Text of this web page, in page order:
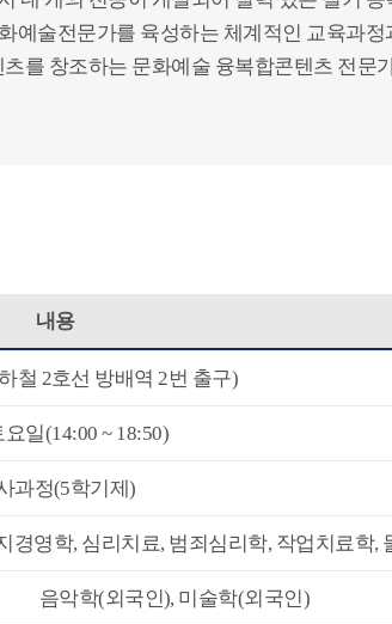
예술전문가를 육성하는 체계적인 교육과정
를 창조하는 문화예술 융복합콘텐츠 전문
내용
철 2호선 방배역 2번 출구)
일(14:00 ~ 18:50)
과정(5학기제)
경영학, 심리치료, 범죄심리학, 작업치료학,
음악학(외국인), 미술학(외국인)